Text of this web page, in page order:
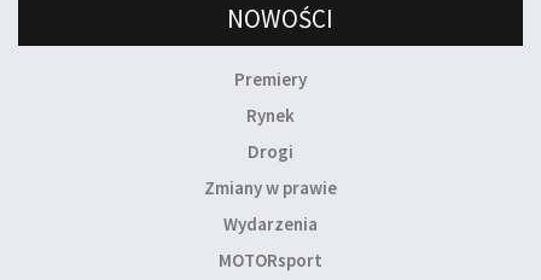
NOWOŚCI
Premiery
Rynek
Drogi
Zmiany w prawie
Wydarzenia
MOTORsport